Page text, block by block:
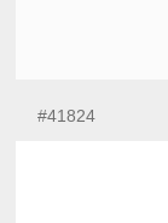
#41824